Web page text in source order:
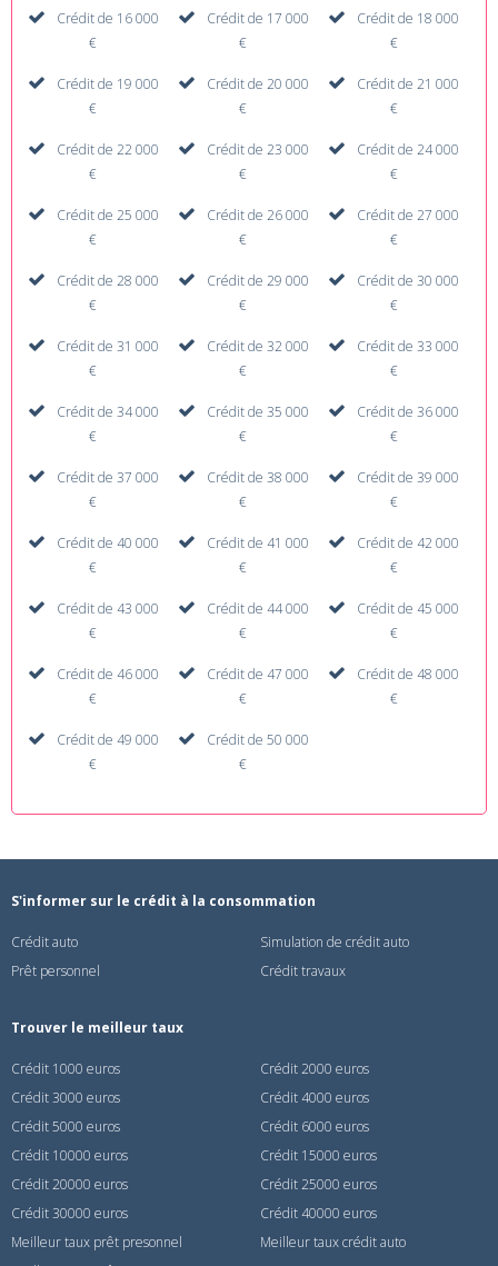
Crédit de 16 000
€
Crédit de 17 000
€
Crédit de 18 000
€
Crédit de 19 000
€
Crédit de 20 000
€
Crédit de 21 000
€
Crédit de 22 000
€
Crédit de 23 000
€
Crédit de 24 000
€
Crédit de 25 000
€
Crédit de 26 000
€
Crédit de 27 000
€
Crédit de 28 000
€
Crédit de 29 000
€
Crédit de 30 000
€
Crédit de 31 000
€
Crédit de 32 000
€
Crédit de 33 000
€
Crédit de 34 000
€
Crédit de 35 000
€
Crédit de 36 000
€
Crédit de 37 000
€
Crédit de 38 000
€
Crédit de 39 000
€
Crédit de 40 000
€
Crédit de 41 000
€
Crédit de 42 000
€
Crédit de 43 000
€
Crédit de 44 000
€
Crédit de 45 000
€
Crédit de 46 000
€
Crédit de 47 000
€
Crédit de 48 000
€
Crédit de 49 000
€
Crédit de 50 000
€
S'informer sur le crédit à la consommation
Crédit auto
Simulation de crédit auto
Prêt personnel
Crédit travaux
Trouver le meilleur taux
Crédit 1000 euros
Crédit 2000 euros
Crédit 3000 euros
Crédit 4000 euros
Crédit 5000 euros
Crédit 6000 euros
Crédit 10000 euros
Crédit 15000 euros
Crédit 20000 euros
Crédit 25000 euros
Crédit 30000 euros
Crédit 40000 euros
Meilleur taux prêt presonnel
Meilleur taux crédit auto